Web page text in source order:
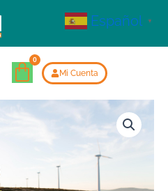
Mi Cuenta
Español ▼